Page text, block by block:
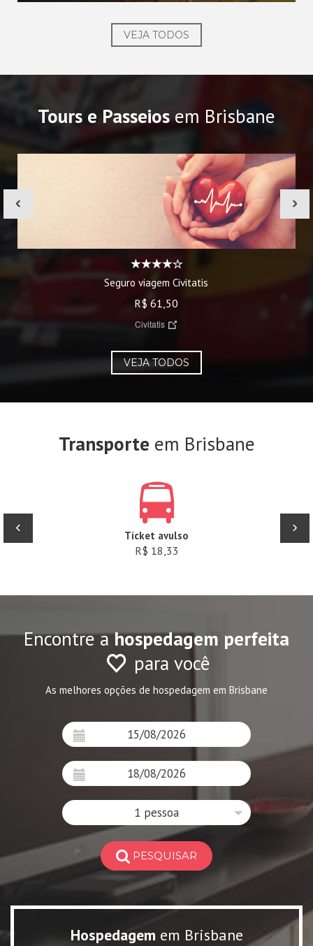
VEJA TODOS
Tours e Passeiosem Brisbane
Seguro viagem Civitatis
R$ 61,50
Civitatis
‹ ›
VEJA TODOS
Transporte em Brisbane
Ticket avulso
R$ 18,33
‹ ›
Encontre ahospedagem perfeita
para você
As melhores opções de hospedagem em Brisbane
1 pessoa
PESQUISAR
Hospedagem em Brisbane